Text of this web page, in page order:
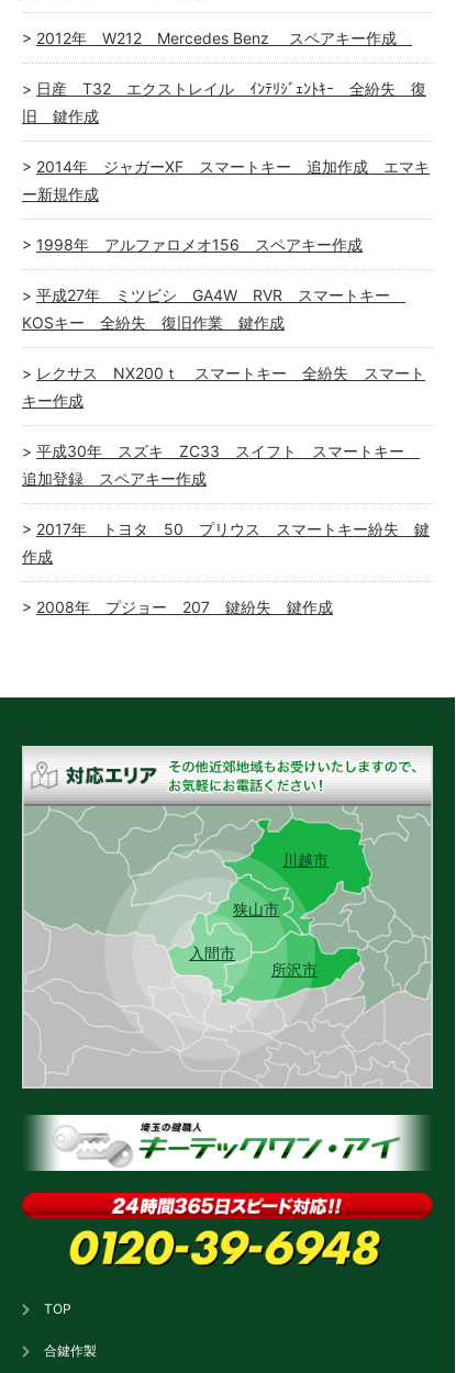
2012年 W212 Mercedes Benz スペアキー作成
日産 T32 エクストレイル ｲﾝﾃﾘｼﾞｪﾝﾄｷｰ 全紛失 復
旧 鍵作成
2014年 ジャガーXF スマートキー 追加作成 エマキ
ー新規作成
1998年 アルファロメオ156 スペアキー作成
平成27年 ミツビシ GA4W RVR スマートキー
KOSキー 全紛失 復旧作業 鍵作成
レクサス NX200ｔ スマートキー 全紛失 スマート
キー作成
平成30年 スズキ ZC33 スイフト スマートキー
追加登録 スペアキー作成
2017年 トヨタ 50 プリウス スマートキー紛失 鍵
作成
2008年 プジョー 207 鍵紛失 鍵作成
入間市
狭山市
所沢市
川越市
TOP
合鍵作製